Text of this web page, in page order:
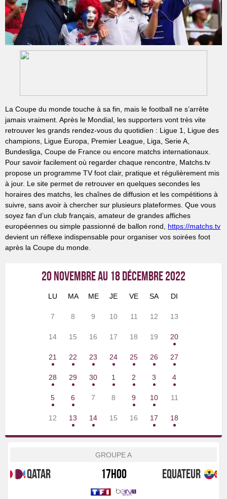
La Coupe du monde touche à sa fin, mais le football ne s’arrête
jamais vraiment. Après le Mondial, les supporters vont très vite
retrouver les grands rendez-vous du quotidien : Ligue 1, Ligue des
champions, Ligue Europa, Premier League, Liga, Serie A,
Bundesliga, Coupe de France ou encore matchs internationaux.
Pour savoir facilement où regarder chaque rencontre, Matchs.tv
propose un programme TV foot clair, pratique et régulièrement mis
à jour. Le site permet de retrouver en quelques secondes les
horaires des matchs, les chaînes de diffusion et les compétitions à
suivre, sans avoir à chercher sur plusieurs plateformes. Que vous
soyez fan d’un club français, amateur de grandes affiches
européennes ou simple passionné de ballon rond, https://matchs.tv
devient un réflexe indispensable pour organiser vos soirées foot
après la Coupe du monde.
20 NOVEMBRE AU 18 DÉCEMBRE 2022
LU MA ME JE VE SA DI
7 8 9 10 11 12 13
14 15 16 17 18 19 20
21 22 23 24 25 26 27
28 29 30 1 2 3 4
5 6 7 8 9 10 11
12 13 14 15 16 17 18
GROUPE A
Qatar 17h00 Equateur